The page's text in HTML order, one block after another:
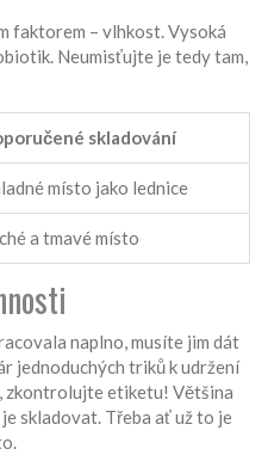
faktorem – vlhkost. Vysoká
Neumisťujte je tedy tam,
skladování
místo jako lednice
a tmavé místo
naplno, musíte jim dát
jednoduchých triků k udržení
zkontrolujte etiketu! Většina
skladovat. Třeba ať už to je